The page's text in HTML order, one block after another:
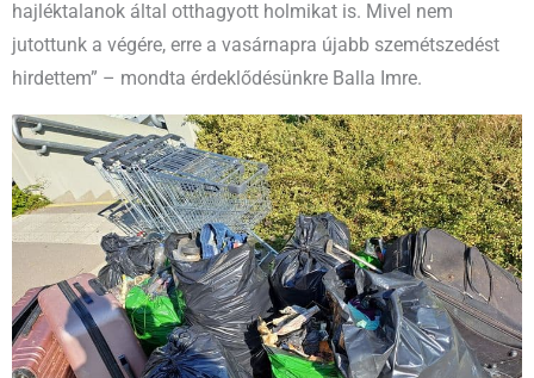
hajléktalanok által otthagyott holmikat is. Mivel nem
jutottunk a végére, erre a vasárnapra újabb szemétszedést
hirdettem” – mondta érdeklődésünkre Balla Imre.